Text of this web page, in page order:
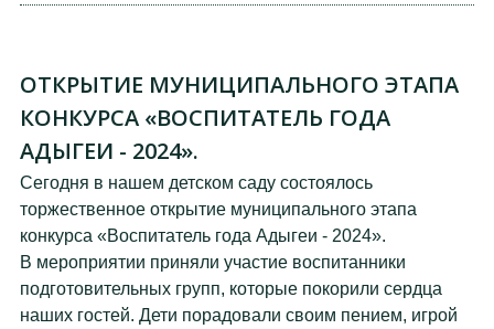
ОТКРЫТИЕ МУНИЦИПАЛЬНОГО ЭТАПА
КОНКУРСА «ВОСПИТАТЕЛЬ ГОДА
АДЫГЕИ - 2024».
Сегодня в нашем детском саду состоялось
торжественное открытие муниципального этапа
конкурса «Воспитатель года Адыгеи - 2024».
В мероприятии приняли участие воспитанники
подготовительных групп, которые покорили сердца
наших гостей. Дети порадовали своим пением, игрой